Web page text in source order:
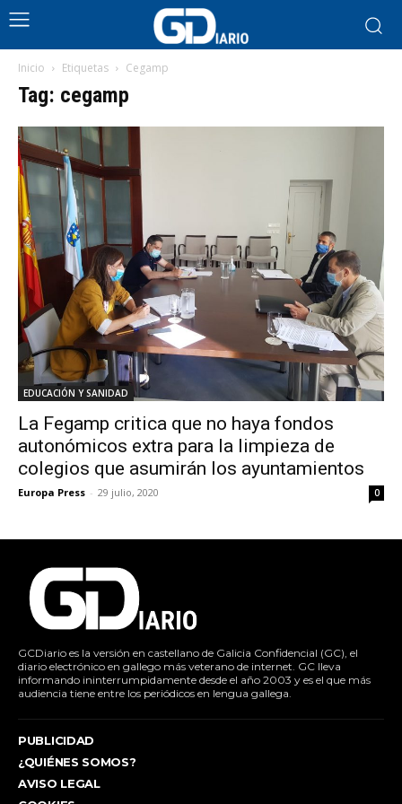
Inicio Etiquetas Cegamp
Tag: cegamp
EDUCACIÓN Y SANIDAD
La Fegamp critica que no haya fondos
autonómicos extra para la limpieza de
colegios que asumirán los ayuntamientos
Europa Press - 29 julio, 2020 0
GCDiario es la versión en castellano de Galicia Confidencial (GC), el
diario electrónico en gallego más veterano de internet. GC lleva
informando ininterrumpidamente desde el año 2003 y es el que más
audiencia tiene entre los periódicos en lengua gallega.
PUBLICIDAD
¿QUIÉNES SOMOS?
AVISO LEGAL